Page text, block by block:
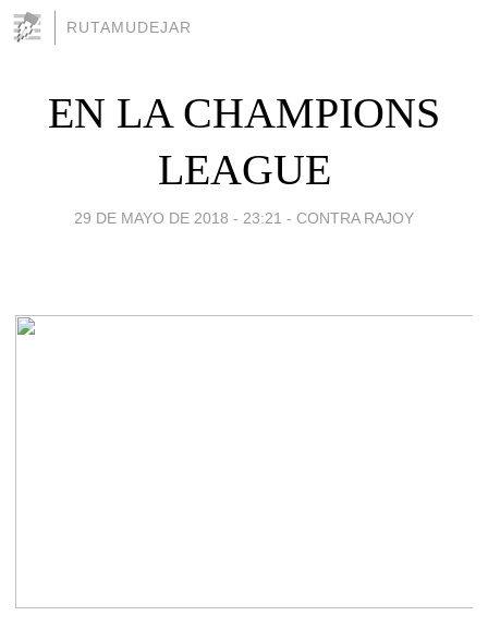
RUTAMUDEJAR
EN LA CHAMPIONS
LEAGUE
29 DE MAYO DE 2018 - 23:21 - CONTRA RAJOY